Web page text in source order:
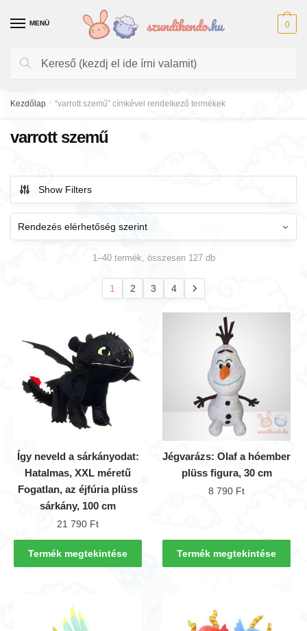
MENÜ
Keresés
Keresés
0
Kezdőlap / “varrott szemű” címkével rendelkező termékek
varrott szemű
Show Filters
1–40 termék, összesen 127 db
1 2 3 4
Így neveld a sárkányodat:
Hatalmas, XXL méretű
Fogatlan, az éjfúria plüss
sárkány, 100 cm
21 790 Ft
Termék megtekintése
Jégvarázs: Olaf a hóember
plüss figura, 30 cm
8 790 Ft
Termék megtekintése